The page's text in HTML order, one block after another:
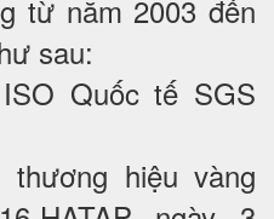
từ năm 2003 đến
sau:
Quốc tế SGS
hiệu vàng